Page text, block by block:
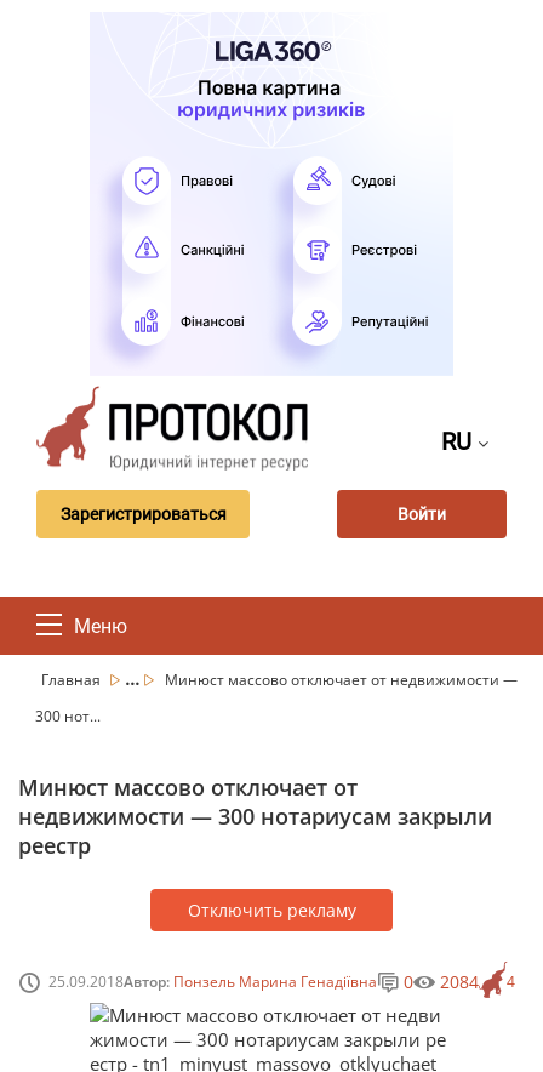
RU
Зарегистрироваться Войти
Меню
Главная ...
Минюст массово отключает от недвижимости —
300 нот...
Минюст массово отключает от
недвижимости — 300 нотариусам закрыли
реестр
Отключить рекламу
25.09.2018Автор: Понзель Марина Генадіївна 4
0 2084